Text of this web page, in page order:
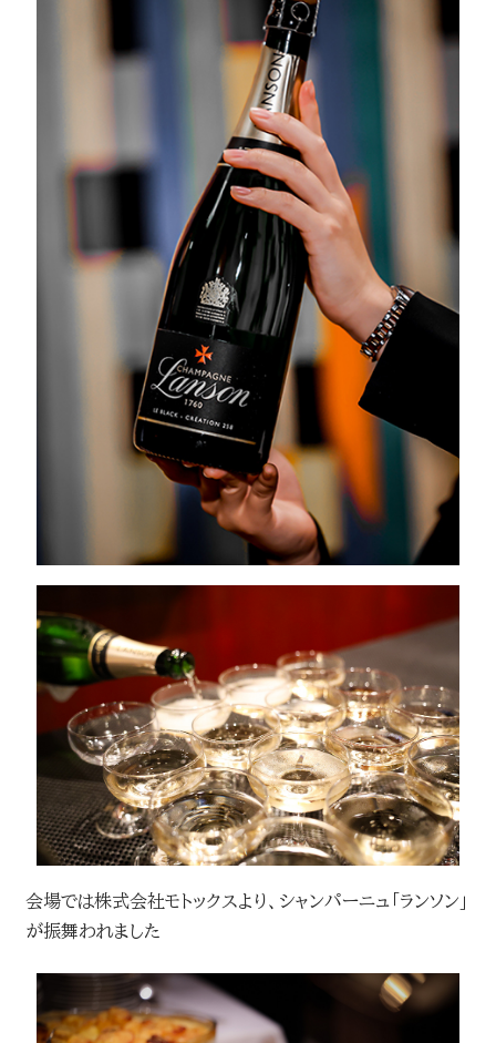
会場では株式会社モトックスより、シャンパーニュ「ランソン」
が振舞われました